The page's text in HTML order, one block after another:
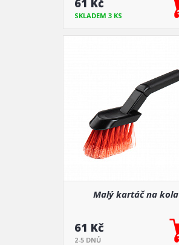
61 Kč
SKLADEM 3 KS
Malý kartáč na kola
61 Kč
2-5 DNŮ